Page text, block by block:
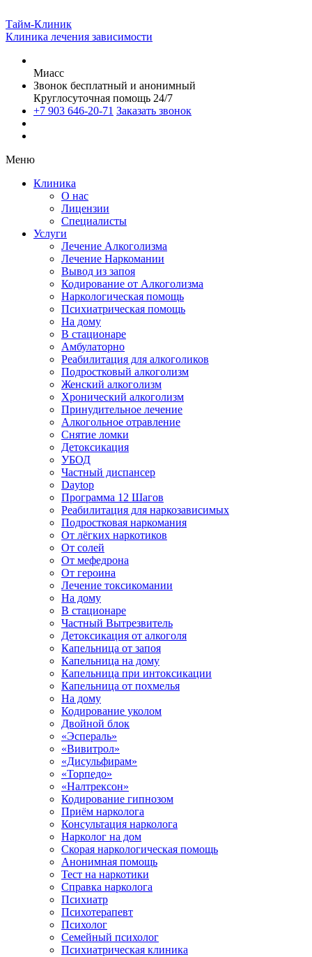
Тайм-Клиник
Клиника лечения зависимости
Миасс
Звонок бесплатный и анонимный
Круглосуточная помощь 24/7
+7 903 646-20-71 Заказать звонок
Меню
Клиника
О нас
Лицензии
Специалисты
Услуги
Лечение Алкоголизма
Лечение Наркомании
Вывод из запоя
Кодирование от Алкоголизма
Наркологическая помощь
Психиатрическая помощь
На дому
В стационаре
Амбулаторно
Реабилитация для алкоголиков
Подростковый алкоголизм
Женский алкоголизм
Хронический алкоголизм
Принудительное лечение
Алкогольное отравление
Снятие ломки
Детоксикация
УБОД
Частный диспансер
Daytop
Программа 12 Шагов
Реабилитация для наркозависимых
Подростковая наркомания
От лёгких наркотиков
От солей
От мефедрона
От героина
Лечение токсикомании
На дому
В стационаре
Частный Вытрезвитель
Детоксикация от алкоголя
Капельница от запоя
Капельница на дому
Капельница при интоксикации
Капельница от похмелья
На дому
Кодирование уколом
Двойной блок
«Эспераль»
«Вивитрол»
«Дисульфирам»
«Торпедо»
«Налтрексон»
Кодирование гипнозом
Приём нарколога
Консультация нарколога
Нарколог на дом
Скорая наркологическая помощь
Анонимная помощь
Тест на наркотики
Справка нарколога
Психиатр
Психотерапевт
Психолог
Семейный психолог
Психиатрическая клиника